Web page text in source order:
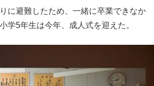
に避難したため、一緒に卒業できなか
学5年生は今年、
成人式を迎えた。